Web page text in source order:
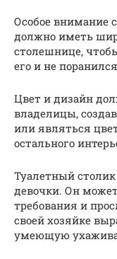
Особое внимание
должно иметь
столешнице,
его и не поранился
Цвет и дизайн
владелицы,
или являться
остального
Туалетный
девочки. Он
требования и
своей хозяйке
умеющую